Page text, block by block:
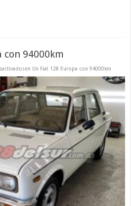
con 94000km
en Un Fiat 128 Europa con 94000km